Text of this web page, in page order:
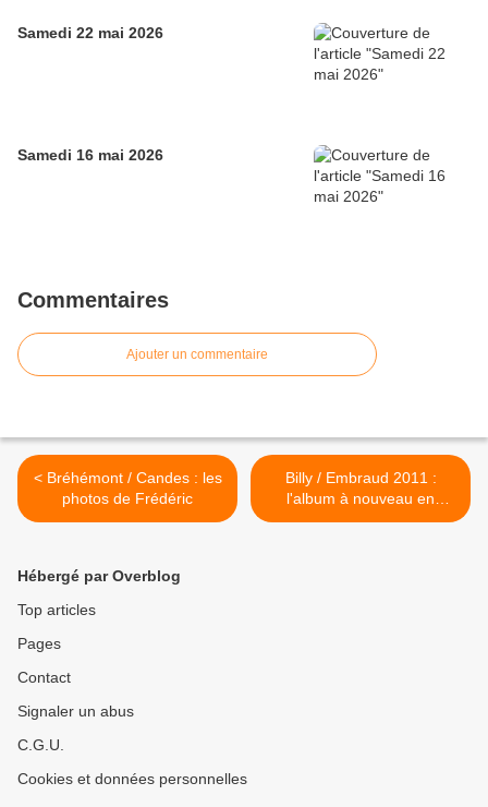
Samedi 22 mai 2026
Samedi 16 mai 2026
Commentaires
Ajouter un commentaire
< Bréhémont / Candes : les
photos de Frédéric
Billy / Embraud 2011 :
l'album à nouveau en
ligne... >
Hébergé par Overblog
Top articles
Pages
Contact
Signaler un abus
C.G.U.
Cookies et données personnelles